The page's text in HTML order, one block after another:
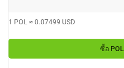
1 POL ≈ 0.07499 USD
ซื้อ POL